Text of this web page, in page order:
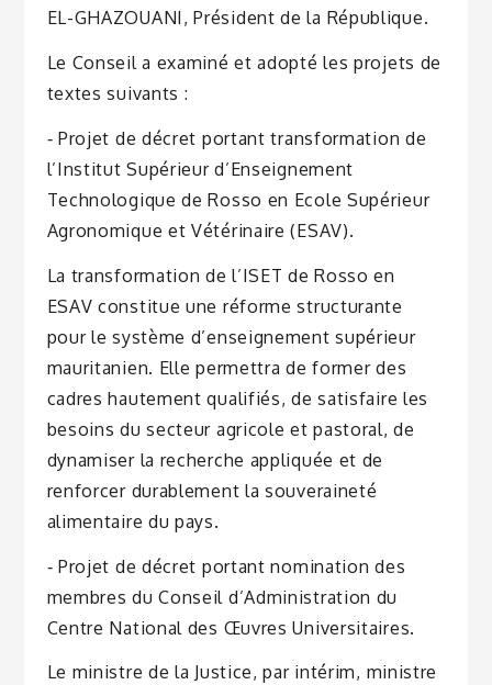
EL-GHAZOUANI, Président de la République.
Le Conseil a examiné et adopté les projets de
textes suivants :
‐ Projet de décret portant transformation de
l’Institut Supérieur d’Enseignement
Technologique de Rosso en Ecole Supérieur
Agronomique et Vétérinaire (ESAV).
La transformation de l’ISET de Rosso en
ESAV constitue une réforme structurante
pour le système d’enseignement supérieur
mauritanien. Elle permettra de former des
cadres hautement qualifiés, de satisfaire les
besoins du secteur agricole et pastoral, de
dynamiser la recherche appliquée et de
renforcer durablement la souveraineté
alimentaire du pays.
‐ Projet de décret portant nomination des
membres du Conseil d’Administration du
Centre National des Œuvres Universitaires.
Le ministre de la Justice, par intérim, ministre